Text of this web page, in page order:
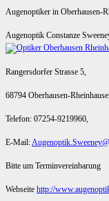
Augenoptiker in Oberhausen-
Augenoptik Constanze
Rangersdorfer Strasse 5,
68794 Oberhausen-
Telefon: 07254-9219960,
E-Mail:
Bitte um Terminvereinbarung
Webseite http://